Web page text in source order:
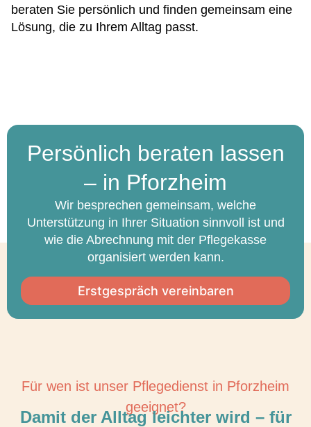
beraten Sie persönlich und finden gemeinsam eine
Lösung, die zu Ihrem Alltag passt.
Persönlich beraten lassen
– in Pforzheim
Wir besprechen gemeinsam, welche
Unterstützung in Ihrer Situation sinnvoll ist und
wie die Abrechnung mit der Pflegekasse
organisiert werden kann.
Erstgespräch vereinbaren
Für wen ist unser Pflegedienst in Pforzheim
geeignet?
Damit der Alltag leichter wird – für